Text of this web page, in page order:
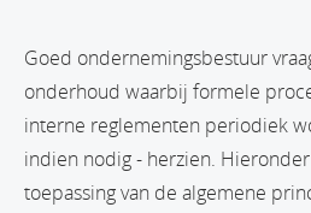
Goed ondernemingsbestuur
onderhoud waarbij formele
interne reglementen periodiek
indien nodig - herzien.
toepassing van de algemene